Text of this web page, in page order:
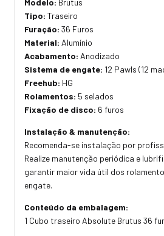
Modelo: Brutus
Tipo: Traseiro
Furação: 36 Furos
Material: Alumínio
Acabamento: Anodizado
Sistema de engate: 12 Pawls (12
Freehub: HG
Rolamentos: 5 selados
Fixação de disco: 6 furos
Instalação & manutenção:
Recomenda-se instalação por
Realize manutenção periódica e
garantir maior vida útil dos
engate.
Conteúdo da embalagem:
1 Cubo traseiro Absolute Brutus 36